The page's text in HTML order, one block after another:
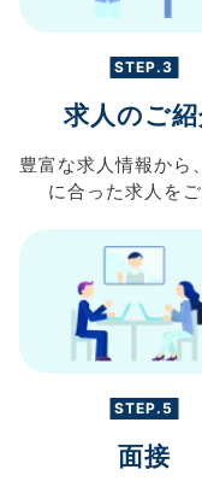
STEP.3
求人のご
豊富な求人情報から、
に合った求人を
STEP.5
面接